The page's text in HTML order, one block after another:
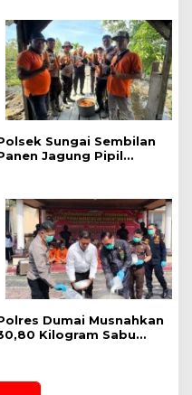
Shabu dan Alat
Transaksi Diamankan
Sungai Sembilan
Jagung Pipil
Pangan Kuartal II Tahun
2026
Dumai Musnahkan
Kilogram Sabu